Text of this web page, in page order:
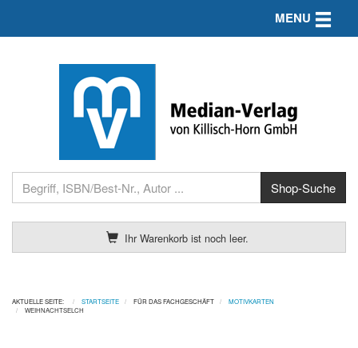
Ihr Warenkorb ist noch leer.
MENU Toggle
AKTUELLE SEITE: STARTSEITE FÜR DAS FACHGESCHÄFT
MOTIVKARTEN
WEIHNACHTSELCH